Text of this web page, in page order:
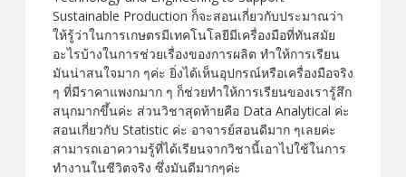
Sustainable Production ก็จะสอนเกี่ยวกับประมาณว่า
ให้รู้ว่าในการเกษตรมีเทคโนโลยีมีเครื่องมือที่ทันสมัย
อะไรบ้างในการช่วยเรื่องของการผลิต ทำให้การเรียน
มันน่าสนใจมาก ๆค่ะ ยิ่งได้เห็นอุปกรณ์หรือเครื่องมือจริง
ๆ ที่มีราคาแพงกมาก ๆ ก็ช่วยทำให้การเรียนของเรารู้สึก
สนุกมากขึ้นค่ะ ส่วนวิชาสุดท้ายคือ Data Analytical ค่ะ
สอนเกี่ยวกับ Statistic ค่ะ อาจารย์สอนดีมาก ๆเลยค่ะ
สามารถเอาความรู้ที่ได้เรียนจากวิชานี้เอาไปใช้ในการ
ทำงานในชีวิตจริง ซึ่งมันดีมากๆค่ะ